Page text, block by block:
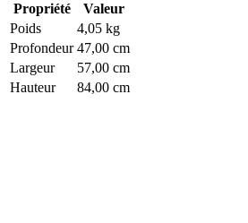
Propriété
Valeur
Poids
4,05 kg
Profondeur 47,00 cm
Largeur
57,00 cm
Hauteur
84,00 cm